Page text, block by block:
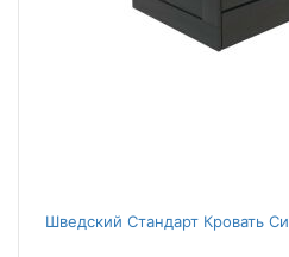
Шведский Стандарт Кровать